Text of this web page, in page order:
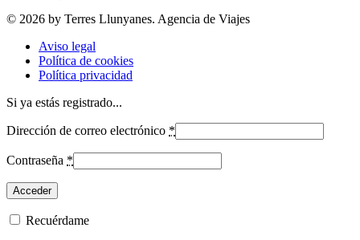
© 2026 by Terres Llunyanes. Agencia de Viajes
Aviso legal
Política de cookies
Política privacidad
Si ya estás registrado...
Dirección de correo electrónico *
Contraseña *
Recuérdame